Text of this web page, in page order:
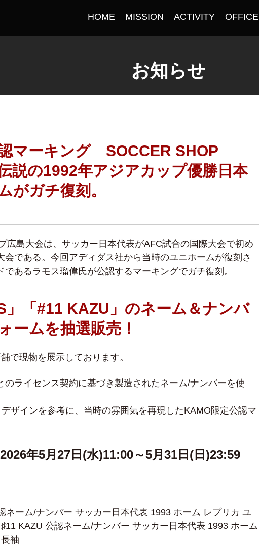
HOME MISSION ACTIVITY OFFICE
お知らせ
マーキング SOCCER SHOP
説の1992年アジアカップ優勝日本
がガチ復刻。
広島大会は、サッカー日本代表がAFC試合の国際大会で初め
会である。今回アディダス社から当時のユニホームが復刻さ
あるラモス瑠偉氏が公認するマーキングでガチ復刻。
」「#11 KAZU」のネーム＆ナンバ
ームを抽選販売！
で現物を展示しております。
のライセンス契約に基づき製造されたネーム/ナンバーを使
ザインを参考に、当時の雰囲気を再現したKAMO限定公認マ
年5月27日(水)11:00～5月31日(日)23:59
ネーム/ナンバー サッカー日本代表 1993 ホーム レプリカ ユ
♯11 KAZU 公認ネーム/ナンバー サッカー日本代表 1993 ホーム
袖